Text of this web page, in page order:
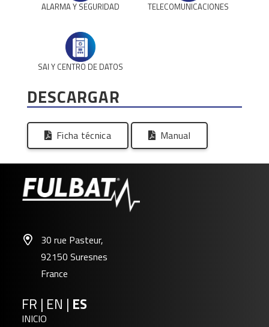
ALARMA Y SEGURIDAD TELECOMUNICACIONES
SAI Y CENTRO DE DATOS
DESCARGAR
Ficha técnica Manual
30 rue Pasteur,
92150 Suresnes
France
FR | EN | ES
INICIO